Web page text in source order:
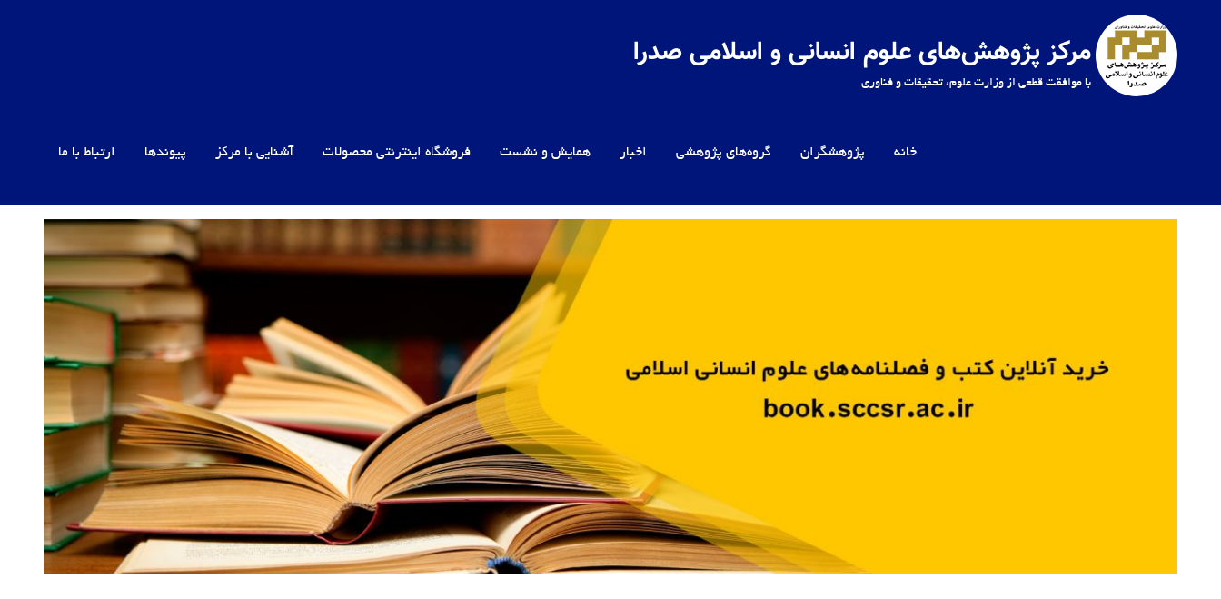
مرکز پژوهش‌های علوم انسانی و اسلامی صدرا
با موافقت قطعی از وزارت علوم، تحقیقات و فناوری
خانه پژوهشگران گروه‌های پژوهشی اخبار همایش و نشست فروشگاه اینترنتی محصولات آشنایی با مرکز پیوندها ارتباط با ما